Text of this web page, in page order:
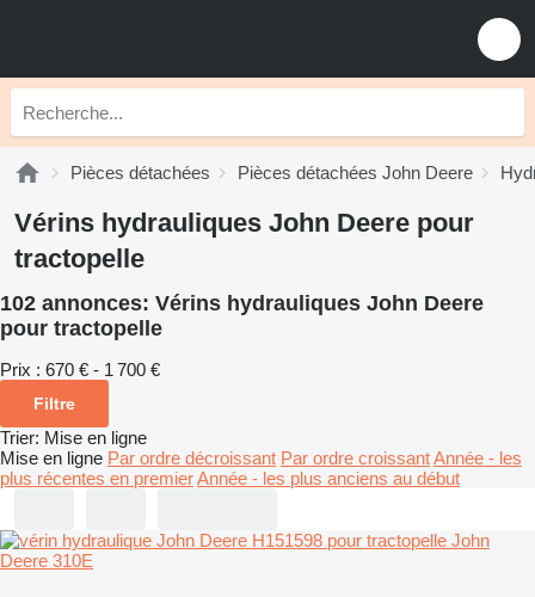
Pièces détachées Pièces détachées John Deere
Vérins hydrauliques John Deere pour
tractopelle
102 annonces: Vérins hydrauliques John Deere
pour tractopelle
Prix : 670 € - 1 700 €
Filtre
Trier: Mise en ligne
Mise en ligne Par ordre décroissant Par ordre croissantAnnée - les
plus récentes en premierAnnée - les plus anciens au début